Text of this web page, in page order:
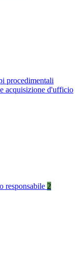
procedimentali
acquisizione d'ufficio
responsabile 2